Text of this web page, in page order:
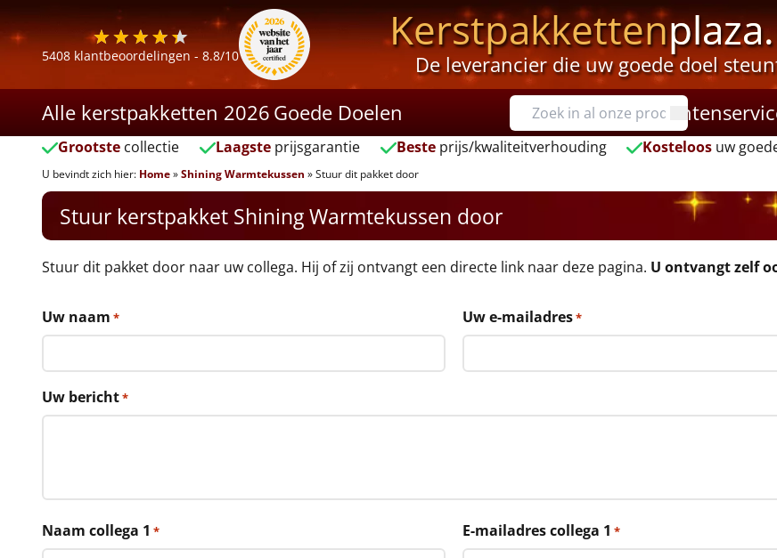
5408 klantbeoordelingen - 8.8/10 Kerstpakketten
De leverancier die uw goede doel
Alle kerstpakketten 2026 Goede Doelen
Grootste collectie Laagsteprijsgarantie Besteprijs/kwaliteitverhouding Kosteloos uw
U bevindt zich hier: Home»Shining Warmtekussen »Stuur dit pakket door
Stuur kerstpakket Shining Warmtekussen door
Stuur dit pakket door naar uw collega. Hij of zij ontvangt een directe link naar deze pagina. U ontvangt zelf
Uw naam * Uw e-mailadres*
Uw bericht*
Naam collega 1 * E-mailadres collega 1 *